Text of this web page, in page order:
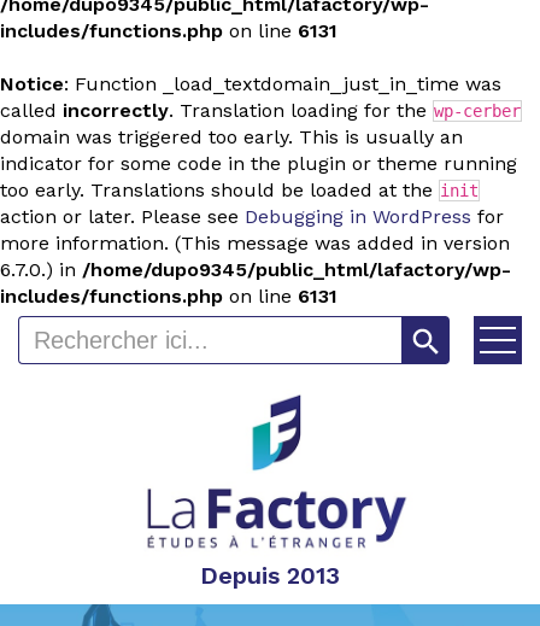
includes/functions.php on line 6131
Notice: Function _load_textdomain_just_in_time was
called incorrectly. Translation loading for the wp-cerber
domain was triggered too early. This is usually an
indicator for some code in the plugin or theme running
too early. Translations should be loaded at the init
action or later. Please see Debugging in WordPress for
more information. (This message was added in version
6.7.0.) in /home/dupo9345/public_html/lafactory/wp-
includes/functions.php on line 6131
Search
for:
Search Button
Depuis 2013